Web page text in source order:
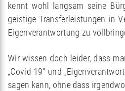
kennt wohl langsam seine
geistige Transferleistungen in
Eigenverantwortung zu
Wir wissen doch leider, dass
„Covid-19“ und
sagen kann, ohne dass